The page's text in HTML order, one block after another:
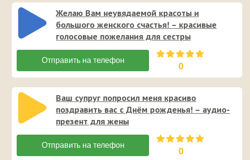
Желаю Вам неувядаемой красоты и
большого женского счастья! – красивые
голосовые пожелания для сестры
0
Ваш супруг попросил меня красиво
поздравить вас с Днём рожденья! – аудио-
презент для жены
0